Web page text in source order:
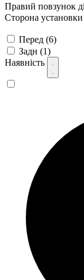
Правий повзунок
Сторона установки
Перед (6)
Задн (1)
Наявність